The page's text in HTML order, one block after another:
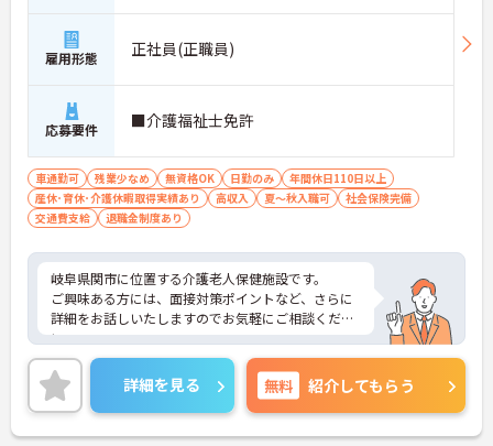
雇用形態 正社員(正職員)
応募要件 ■介護福祉士免許
車通勤可 残業少なめ 無資格OK 日勤のみ
年間休日110日以上
産休･育休･介護休暇取得実績あり
高収入 夏～秋入職可
社会保険完備
交通費支給
退職金制度あり
岐阜県関市に位置する介護老人保健施設です。
ご興味ある方には、面接対策ポイントなど、さらに
詳細をお話しいたしますのでお気軽にご相談くださ
い。
詳細を見る 無料 紹介してもらう